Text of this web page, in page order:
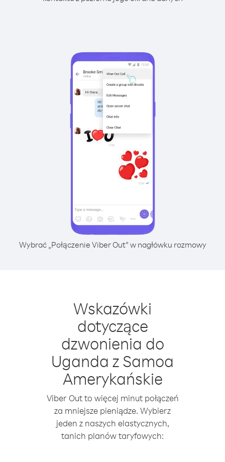
Wybrać „Połączenie Viber Out” w nagłówku rozmowy
Wskazówki
dotyczące
dzwonienia do
Uganda z Samoa
Amerykańskie
Viber Out to więcej minut połączeń
za mniejsze pieniądze. Wybierz
jeden z naszych elastycznych,
tanich planów taryfowych: